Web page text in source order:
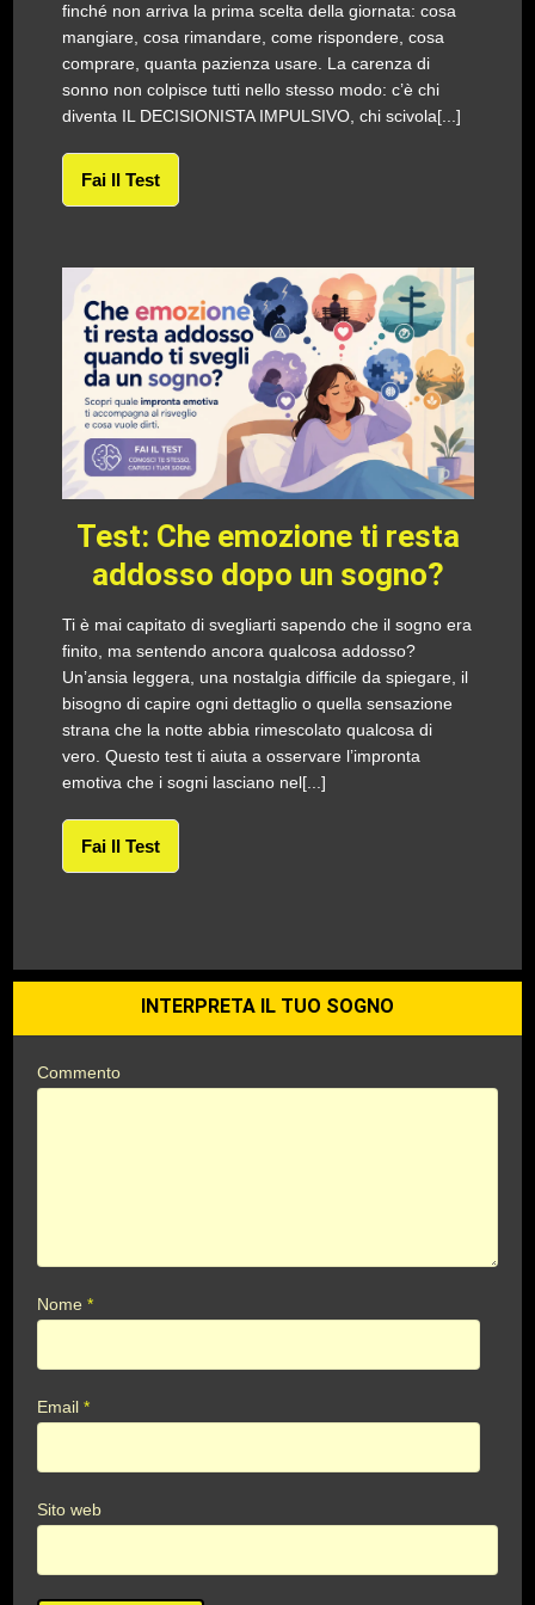
finché non arriva la prima scelta della giornata: cosa
mangiare, cosa rimandare, come rispondere, cosa
comprare, quanta pazienza usare. La carenza di
sonno non colpisce tutti nello stesso modo: c’è chi
diventa IL DECISIONISTA IMPULSIVO, chi scivola[...]
Fai Il Test
Test: Che emozione ti resta
addosso dopo un sogno?
Ti è mai capitato di svegliarti sapendo che il sogno era
finito, ma sentendo ancora qualcosa addosso?
Un’ansia leggera, una nostalgia difficile da spiegare, il
bisogno di capire ogni dettaglio o quella sensazione
strana che la notte abbia rimescolato qualcosa di
vero. Questo test ti aiuta a osservare l’impronta
emotiva che i sogni lasciano nel[...]
Fai Il Test
INTERPRETA IL TUO SOGNO
Commento
Nome*
Email*
Sito web